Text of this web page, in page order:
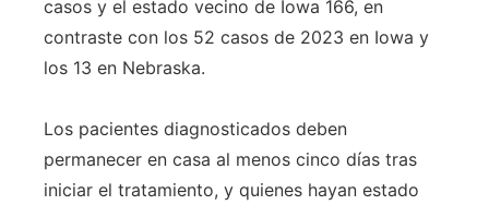
casos y el estado vecino de Iowa 166, en
contraste con los 52 casos de 2023 en Iowa y
los 13 en Nebraska.
Los pacientes diagnosticados deben
permanecer en casa al menos cinco días tras
iniciar el tratamiento, y quienes hayan estado